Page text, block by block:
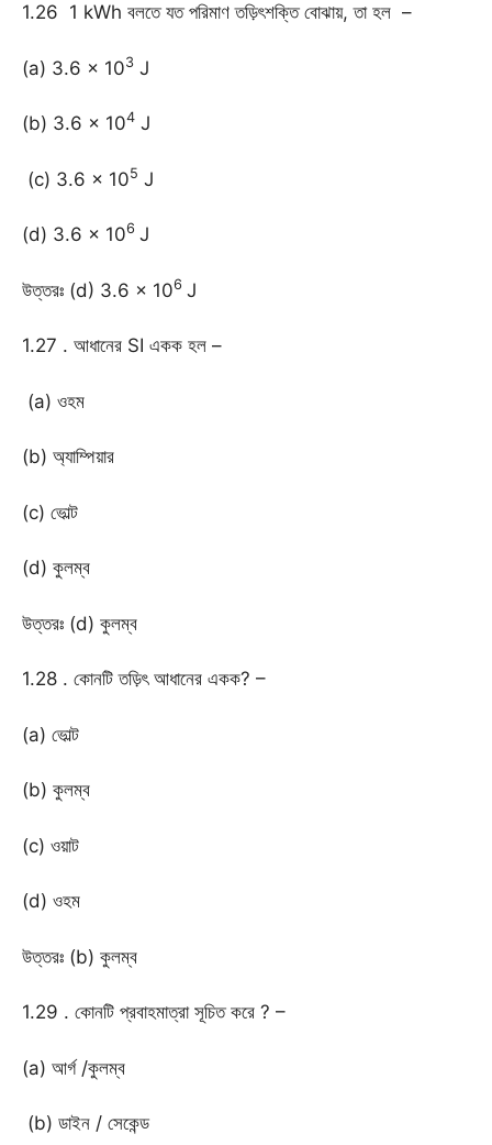
1.26 1 kWh বলতে যত পরিমাণ তড়িৎশক্তি বোঝায়, তা হল –
(a) 3.6 × 103 J
(b) 3.6 × 104 J
(c) 3.6 × 105 J
(d) 3.6 × 106 J
উত্তরঃ (d) 3.6 × 106 J
1.27 . আধানের SI একক হল –
(a) ওহম
(b) অ্যাম্পিয়ার
(c) ভোল্ট
(d) কুলম্ব
উত্তরঃ (d) কুলম্ব
1.28 . কোনটি তড়িৎ আধানের একক? –
(a) ভোল্ট
(b) কুলম্ব
(c) ওয়াট
(d) ওহম
উত্তরঃ (b) কুলম্ব
1.29 . কোনটি প্রবাহমাত্রা সূচিত করে ? –
(a) আর্গ /কুলম্ব
(b) ডাইন / সেকেন্ড